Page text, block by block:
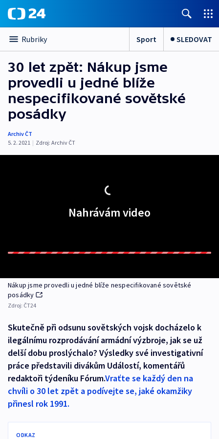
Rubriky Sport SLEDOVAT
30 let zpět: Nákup jsme
provedli u jedné blíže
nespecifikované sovětské
posádky
Archiv ČT
5. 2. 2021 | Zdroj: Archiv ČT
Nahrávám video
Nákup jsme provedli u jedné blíže nespecifikované sovětské
posádky
Zdroj: ČT24
Skutečně při odsunu sovětských vojsk docházelo k
ilegálnímu rozprodávání armádní výzbroje, jak se už
delší dobu proslýchalo? Výsledky své investigativní
práce představili divákům Událostí, komentářů
redaktoři týdeníku Fórum.Vraťte se každý den na
chvíli o 30 let zpět a podívejte se, jaké okamžiky
přinesl rok 1991.
ODKAZ